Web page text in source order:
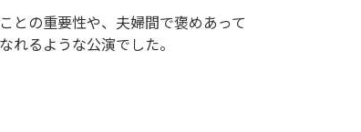
との重要性や、夫婦間で褒めあって
るような公演でした。